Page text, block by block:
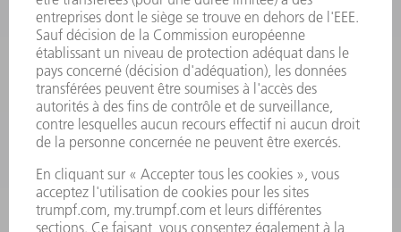
LOGICIEL
SERVICES
APPLICATIONS
SECTEURS D'ACTIVITÉ
ENTREPRISE
CARRIÈRE
OFFRES D'EMPLOI
PROFIL DE L'ENTREPRISE
CONSEIL D'ADMINISTRATION
RAPPORT ANNUEL
PRINCIPES FONDAMENTAUX DE L'ENTREPRISE
CONFORMITÉ
SYSTÈME D'ALERTE